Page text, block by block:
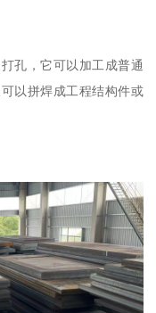
孔，它可以加工成普通
以拼焊成工程结构件或